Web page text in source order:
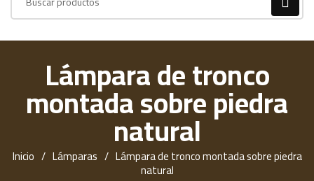
search
Lámpara de tronco
montada sobre piedra
natural
Inicio Lámparas Lámpara de tronco montada sobre piedra
natural